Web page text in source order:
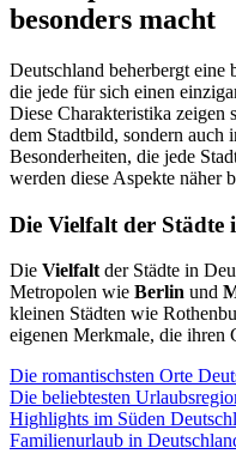
besonders macht
Deutschland beherbergt eine
die jede für sich einen
Diese Charakteristika zeigen
dem Stadtbild, sondern auch
Besonderheiten, die jede
werden diese Aspekte näher
Die Vielfalt der Städte
Die Vielfalt der Städte in
Metropolen wie Berlin und
kleinen Städten wie
eigenen Merkmale, die ihren
Die romantischsten Orte
Die beliebtesten
Highlights im Süden
Familienurlaub in